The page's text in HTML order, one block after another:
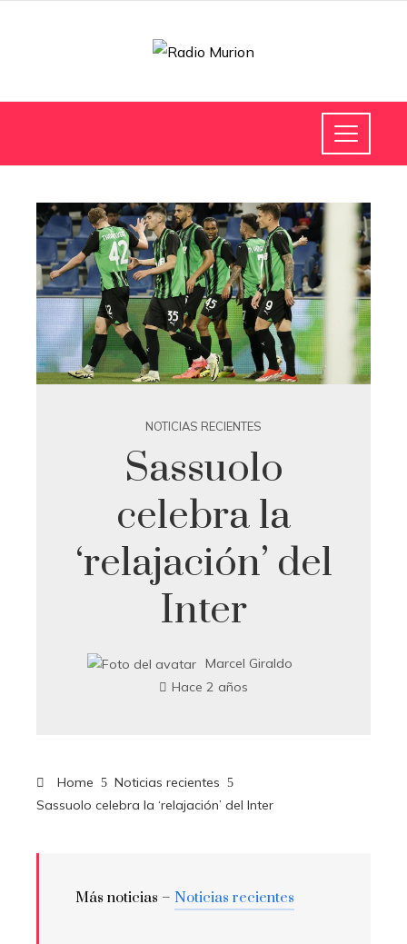
NOTICIAS RECIENTES
Sassuolo
celebra la
‘relajación’ del
Inter
Marcel Giraldo
Hace 2 años
Home
Noticias recientes
Sassuolo celebra la ‘relajación’ del Inter
Más noticias – Noticias recientes